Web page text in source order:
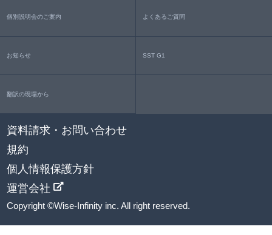
個別説明会のご案内 よくあるご質問
お知らせ SST G1
翻訳の現場から
資料請求・お問い合わせ
規約
個人情報保護方針
運営会社
Copyright ©Wise-Infinity inc. All right reserved.